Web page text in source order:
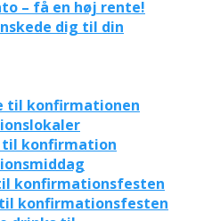
– få en høj rente!
dig til din
til konfirmationen
konfirmation
konfirmationsfesten
konfirmationsfesten